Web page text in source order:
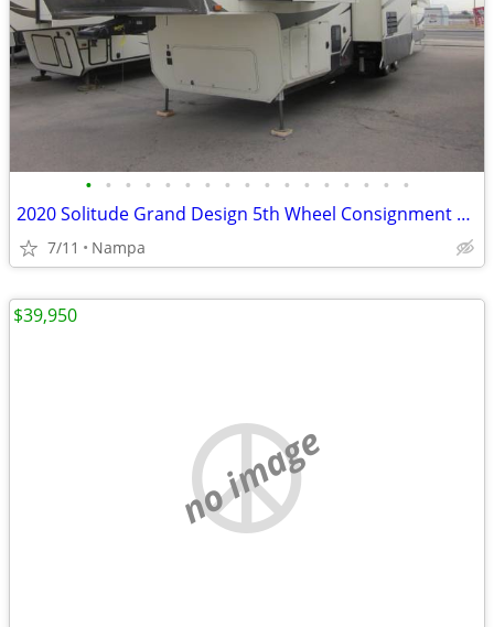
• • • • • • • • • • • • • • • • •
2020 Solitude Grand Design 5th Wheel Consignment Sales of Idaho
7/11 Nampa
no image
$39,950